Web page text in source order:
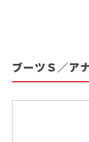
サステナビリティ
ブーツＳ／ア